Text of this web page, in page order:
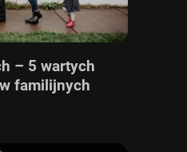
– 5 wartych
familijnych